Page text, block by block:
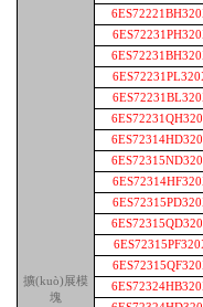
擴(kuò)展模
塊